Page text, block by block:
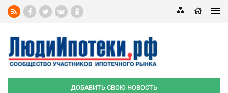
ДОБАВИТЬ СВОЮ НОВОСТЬ